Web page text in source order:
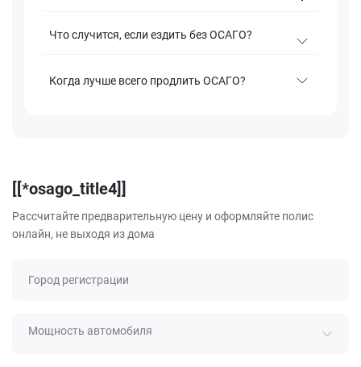
Что случится, если ездить без ОСАГО?
Когда лучше всего продлить ОСАГО?
[[*osago_title4]]
Рассчитайте предварительную цену и оформляйте полис
онлайн, не выходя из дома
Город регистрации
Мощность автомобиля